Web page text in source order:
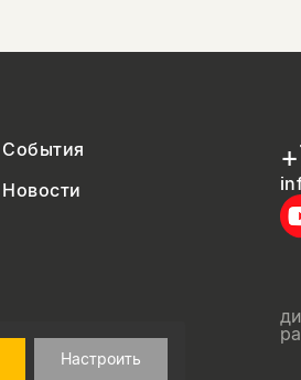
События
Новости
Настроить